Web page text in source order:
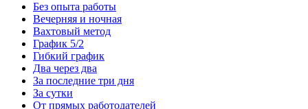
Без опыта работы
Вечерняя и ночная
Вахтовый метод
График 5/2
Гибкий график
Два через два
За последние три дня
За сутки
От прямых работодателей